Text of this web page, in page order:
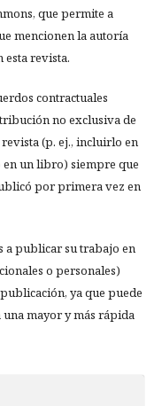
que permite a
mencionen la autoría
revista.
contractuales
no exclusiva de
(p. ej., incluirlo en
un libro) siempre que
por primera vez en
a publicar su trabajo en
o personales)
ya que puede
mayor y más rápida